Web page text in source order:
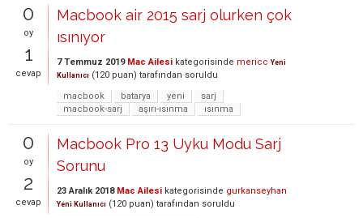
0
oy
1
cevap
Macbook air 2015 sarj olurken çok
ısınıyor
7 Temmuz 2019 Mac Ailesi kategorisinde mericc Yeni
Kullanıcı (120 puan) tarafından soruldu
macbook
batarya yeni
sarj
macbook-sarj
aşırı-ısınma ısınma
0
oy
2
cevap
Macbook Pro 13 Uyku Modu Sarj
Sorunu
23 Aralık 2018 Mac Ailesi kategorisinde gurkanseyhan
Yeni Kullanıcı (120 puan) tarafından soruldu